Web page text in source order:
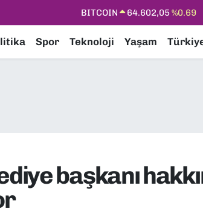
DOLAR 47,5986%0.06
STERLİN
64,2438%0.21
Spor Teknoloji Yaşam
başkanı